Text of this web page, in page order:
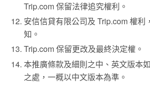
Trip.com 保留法律追究權利。
安信信貸有限公司及 Trip.com 權利
知。
Trip.com 保留更改及最終決定權。
本推廣條款及細則之中、英文版本
之處，一概以中文版本為準。